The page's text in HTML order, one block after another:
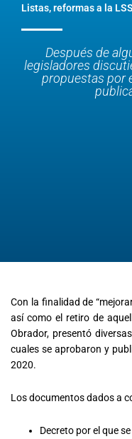
Listas, reformas a la
Después de
legisladores
propuestas por
Con la finalidad de
así como el retiro de
Obrador, presentó
cuales se aprobaron y
2020.
Los documentos dados a
Decreto por el que